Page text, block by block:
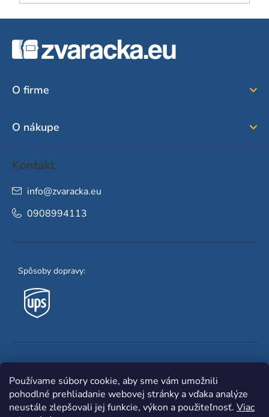
Používame súbory cookie, aby sme vám umožnili
pohodlné prehliadanie webovej stránky a vďaka analýze
neustále zlepšovali jej funkcie, výkon a použiteľnosť. Viac
O firme
O nákupe
Kontakt
info@zvaracka.eu
0908994113
Spôsoby dopravy: